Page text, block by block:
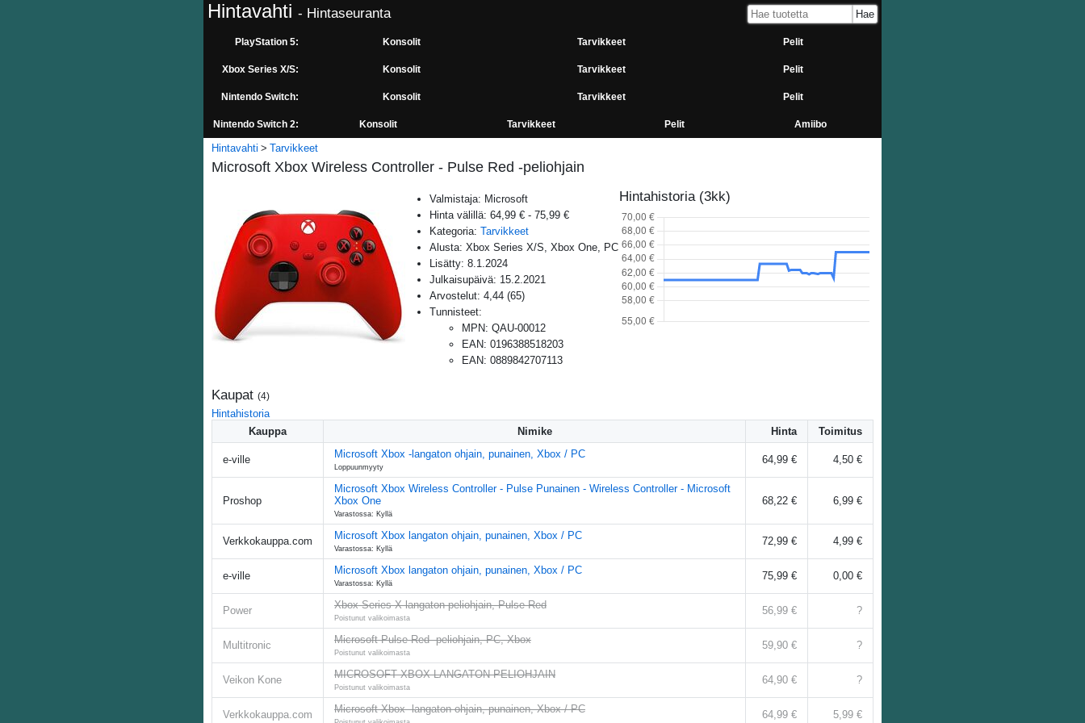
Hintavahti - Hintaseuranta
PlayStation 5: Konsolit Tarvikkeet Pelit
Xbox Series X/S: Konsolit Tarvikkeet Pelit
Nintendo Switch: Konsolit Tarvikkeet Pelit
Nintendo Switch 2: Konsolit Tarvikkeet Pelit Amiibo
Hintavahti Tarvikkeet
Microsoft Xbox Wireless Controller - Pulse Red -peliohjain
Valmistaja: Microsoft
Hinta välillä: 64,99 € - 75,99 €
Kategoria: Tarvikkeet
Alusta: Xbox Series X/S, Xbox One, PC
Lisätty: 8.1.2024
Julkaisupäivä: 15.2.2021
Arvostelut: 4,44 (65)
Tunnisteet:
MPN: QAU-00012
EAN: 0196388518203
EAN: 0889842707113
Hintahistoria (3kk)
Kaupat (4)
Hintahistoria
Kauppa
Nimike Hinta Toimitus
e-ville Microsoft Xbox -langaton ohjain, punainen, Xbox / PC
Loppuunmyyty
64,99 € 4,50 €
Proshop
Microsoft Xbox Wireless Controller - Pulse Punainen - Wireless Controller - Microsoft
Xbox One
Varastossa: Kyllä
68,22 € 6,99 €
Verkkokauppa.com Microsoft Xbox langaton ohjain, punainen, Xbox / PC
Varastossa: Kyllä
72,99 € 4,99 €
e-ville Microsoft Xbox langaton ohjain, punainen, Xbox / PC
Varastossa: Kyllä
75,99 € 0,00 €
Power Xbox Series X langaton peliohjain, Pulse Red
Poistunut valikoimasta
56,99 € ?
Multitronic Microsoft Pulse Red -peliohjain, PC, Xbox
Poistunut valikoimasta
59,90 € ?
Veikon Kone MICROSOFT XBOX LANGATON PELIOHJAIN
Poistunut valikoimasta
64,90 € ?
Verkkokauppa.com Microsoft Xbox -langaton ohjain, punainen, Xbox / PC 64,99 € 5,99 €